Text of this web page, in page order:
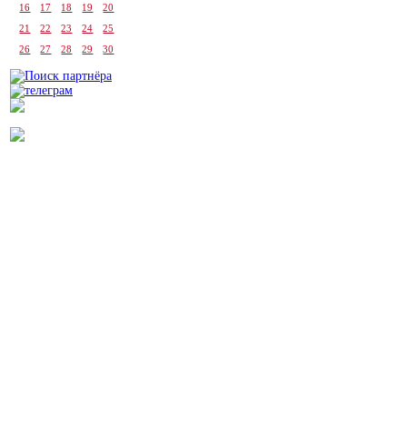
16 17 18 19
20
21
22 23 24
25
26
27 28 29 30